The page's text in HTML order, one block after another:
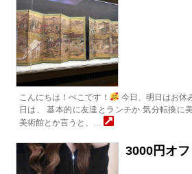
こんにちは！ぺこです！
今日、明日はお休
日は、 基本的に友達とランチか 気分転換に
美術館とか言うと、…
3000円オフ